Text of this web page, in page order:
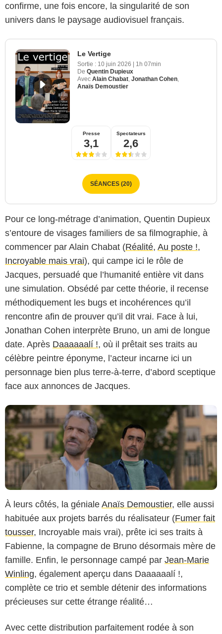
confirme, une fois encore, la singularité de son
univers dans le paysage audiovisuel français.
Le Vertige
Sortie : 10 juin 2026 | 1h 07min
De Quentin Dupieux
Avec Alain Chabat Jonathan Cohen
Anaïs Demoustier
Presse
3,1
Spectateurs
2,6
SÉANCES (20)
Pour ce long-métrage d’animation, Quentin Dupieux
s’entoure de visages familiers de sa filmographie, à
commencer par Alain Chabat (Réalité, Au poste !,
Incroyable mais vrai), qui campe ici le rôle de
Jacques, persuadé que l’humanité entière vit dans
une simulation. Obsédé par cette théorie, il recense
méthodiquement les bugs et incohérences qu’il
rencontre afin de prouver qu’il dit vrai. Face à lui,
Jonathan Cohen interprète Bruno, un ami de longue
date. Après Daaaaaalí !, où il prêtait ses traits au
célèbre peintre éponyme, l’acteur incarne ici un
personnage bien plus terre-à-terre, d’abord sceptique
face aux annonces de Jacques.
À leurs côtés, la géniale Anaïs Demoustier, elle aussi
habituée aux projets barrés du réalisateur (Fumer fait
tousser, Incroyable mais vrai), prête ici ses traits à
Fabienne, la compagne de Bruno désormais mère de
famille. Enfin, le personnage campé par Jean-Marie
Winling, également aperçu dans Daaaaaalí !,
complète ce trio et semble détenir des informations
précieuses sur cette étrange réalité…
Avec cette distribution parfaitement rodée à son